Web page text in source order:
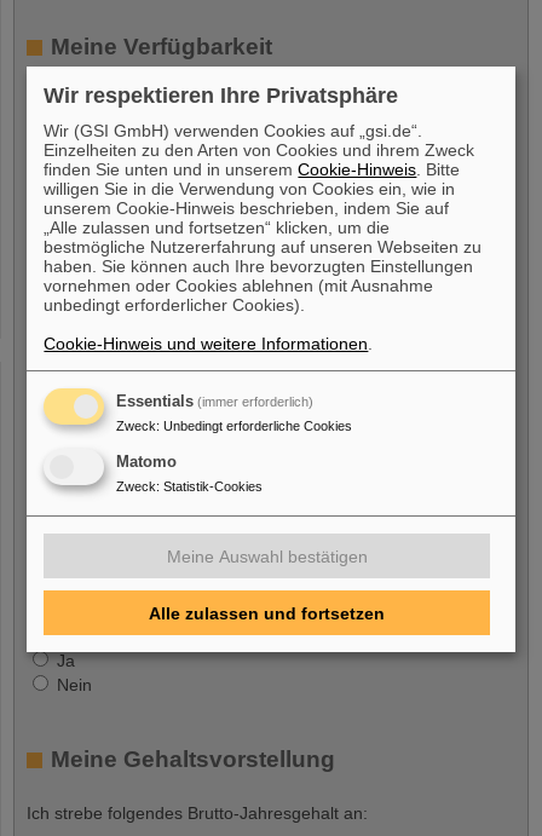
Meine Verfügbarkeit
Ich bin verfügbar ab*
Freiwillige Angabe
Ich bin eine Person mit
Nein
Ich bin/war beschäftigt bei
GSI GmbH
Nein
Ja
Nein
Meine Gehaltsvorstellung
Ich strebe folgendes Brutto-Jahresgehalt an:
Wir respektieren Ihre Privatsphäre
Wir (GSI GmbH) verwenden Cookies auf „gsi.de“.
Einzelheiten zu den Arten von Cookies und ihrem Zweck
finden Sie unten und in unseremCookie-Hinweis . Bitte
willigen Sie in die Verwendung von Cookies ein, wie in
unserem Cookie-Hinweis beschrieben, indem Sie auf
„Alle zulassen und fortsetzen“ klicken, um die
bestmögliche Nutzererfahrung auf unseren Webseiten zu
haben. Sie können auch Ihre bevorzugten Einstellungen
vornehmen oder Cookies ablehnen (mit Ausnahme
unbedingt erforderlicher Cookies).
Cookie-Hinweis und weitere Informationen
Essentials (immer erforderlich)
Zweck: Unbedingt erforderliche Cookies
Matomo
Zweck: Statistik-Cookies
Meine Auswahl bestätigen
Alle zulassen und fortsetzen